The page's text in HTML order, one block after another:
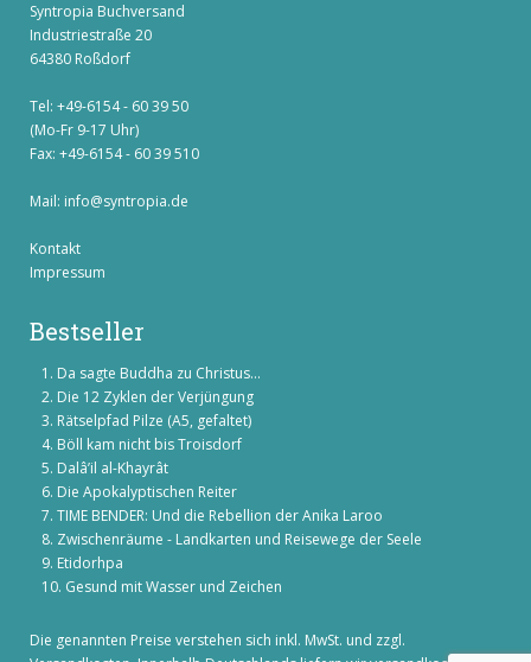
Syntropia Buchversand
Industriestraße 20
64380 Roßdorf
Tel: +49-6154 - 60 39 50
(Mo-Fr 9-17 Uhr)
Fax: +49-6154 - 60 39 510
Mail: info@syntropia.de
Kontakt
Impressum
Bestseller
Da sagte Buddha zu Christus...
Die 12 Zyklen der Verjüngung
Rätselpfad Pilze (A5, gefaltet)
Böll kam nicht bis Troisdorf
Dalâ’il al-Khayrât
Die Apokalyptischen Reiter
TIME BENDER: Und die Rebellion der Anika Laroo
Zwischenräume - Landkarten und Reisewege der Seele
Etidorhpa
Gesund mit Wasser und Zeichen
Die genannten Preise verstehen sich inkl. MwSt. und zzgl.